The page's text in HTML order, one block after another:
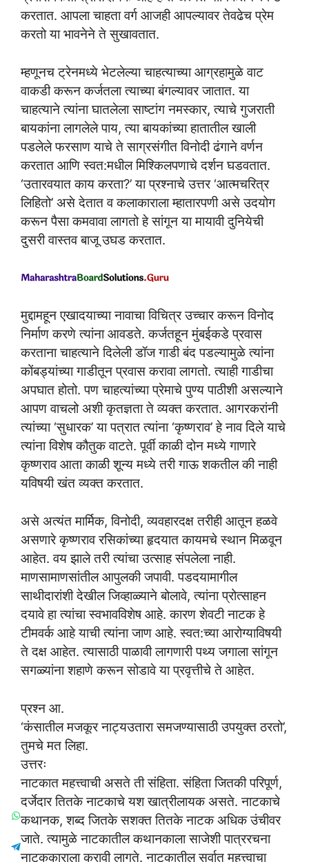
करतात. आपला चाहता वर्ग आजही आपल्यावर तेवढेच प्रेम
करतो या भावनेने ते सुखावतात.
म्हणूनच ट्रेनमध्ये भेटलेल्या चाहत्याच्या आग्रहामुळे वाट
वाकडी करून कर्जतला त्याच्या बंगल्यावर जातात. या
चाहत्याने त्यांना घातलेला साष्टांग नमस्कार, त्याचे गुजराती
बायकांना लागलेले पाय, त्या बायकांच्या हातातील खाली
पडलेले फरसाण याचे ते साग्रसंगीत विनोदी ढंगाने वर्णन
करतात आणि स्वत:मधील मिश्किलपणाचे दर्शन घडवतात.
‘उतारवयात काय करता?’ या प्रश्नाचे उत्तर ‘आत्मचरित्र
लिहितो’ असे देतात व कलाकाराला म्हातारपणी असे उदयोग
करून पैसा कमवावा लागतो हे सांगून या मायावी दुनियेची
दुसरी वास्तव बाजू उघड करतात.
मुद्दामहून एखादयाच्या नावाचा विचित्र उच्चार करून विनोद
निर्माण करणे त्यांना आवडते. कर्जतहून मुंबईकडे प्रवास
करताना चाहत्याने दिलेली डॉज गाडी बंद पडल्यामुळे त्यांना
कोंबड्यांच्या गाडीतून प्रवास करावा लागतो. त्याही गाडीचा
अपघात होतो. पण चाहत्यांच्या प्रेमाचे पुण्य पाठीशी असल्याने
आपण वाचलो अशी कृतज्ञता ते व्यक्त करतात. आगरकरांनी
त्यांच्या ‘सुधारक’ या पत्रात त्यांना ‘कृष्णराव’ हे नाव दिले याचे
त्यांना विशेष कौतुक वाटते. पूर्वी काळी दोन मध्ये गाणारे
कृष्णराव आता काळी शून्य मध्ये तरी गाऊ शकतील की नाही
यविषयी खंत व्यक्त करतात.
असे अत्यंत मार्मिक, विनोदी, व्यवहारदक्ष तरीही आतून हळवे
असणारे कृष्णराव रसिकांच्या हृदयात कायमचे स्थान मिळवून
आहेत. वय झाले तरी त्यांचा उत्साह संपलेला नाही.
माणसामाणसांतील आपुलकी जपावी. पडदयामागील
साथीदारांशी देखील जिव्हाळ्याने बोलावे, त्यांना प्रोत्साहन
दयावे हा त्यांचा स्वभावविशेष आहे. कारण शेवटी नाटक हे
टीमवर्क आहे याची त्यांना जाण आहे. स्वत:च्या आरोग्याविषयी
ते दक्ष आहेत. त्यासाठी पाळावी लागणारी पथ्य जगाला सांगून
सगळ्यांना शहाणे करून सोडावे या प्रवृत्तीचे ते आहेत.
प्रश्न आ.
‘कंसातील मजकूर नाट्यउतारा समजण्यासाठी उपयुक्त ठरतो’,
तुमचे मत लिहा.
उत्तरः
नाटकात महत्त्वाची असते ती संहिता. संहिता जितकी परिपूर्ण,
दर्जेदार तितके नाटकाचे यश खात्रीलायक असते. नाटकाचे
कथानक, शब्द जितके सशक्त तितके नाटक अधिक उंचीवर
जाते. त्यामुळे नाटकातील कथानकाला साजेशी पात्ररचना
नाटककाराला करावी लागते. नाटकातील सर्वात महत्त्वाचा